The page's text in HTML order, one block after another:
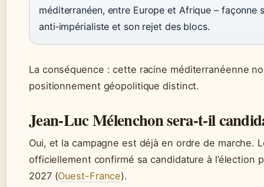
méditerranéen, entre Europe et Afrique – façonne
anti‑impérialiste et son rejet des blocs.
La conséquence : cette racine méditerranéenne
positionnement géopolitique distinct.
Jean‑Luc Mélenchon sera‑t‑il
Oui, et la campagne est déjà en ordre de marche.
officiellement confirmé sa candidature à l’élection
2027 (Ouest-France).